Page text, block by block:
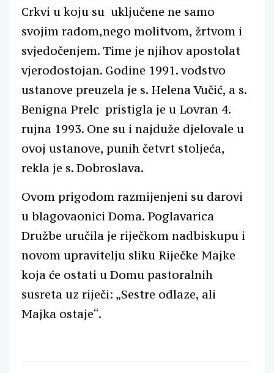
Crkvi u koju su uključene ne samo
svojim radom,nego molitvom, žrtvom i
svjedočenjem. Time je njihov apostolat
vjerodostojan. Godine 1991. vodstvo
ustanove preuzela je s. Helena Vučić, a s.
Benigna Prelc pristigla je u Lovran 4.
rujna 1993. One su i najduže djelovale u
ovoj ustanove, punih četvrt stoljeća,
rekla je s. Dobroslava.
Ovom prigodom razmijenjeni su darovi
u blagovaonici Doma. Poglavarica
Družbe uručila je riječkom nadbiskupu i
novom upravitelju sliku Riječke Majke
koja će ostati u Domu pastoralnih
susreta uz riječi: „Sestre odlaze, ali
Majka ostaje“.